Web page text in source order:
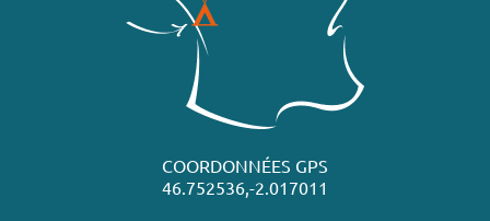
COORDONNÉES GPS
46.752536,-2.017011